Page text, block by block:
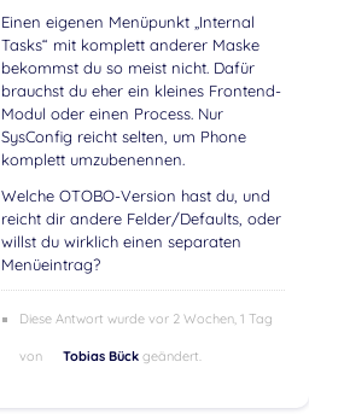
Einen eigenen Menüpunkt „Internal
Tasks“ mit komplett anderer Maske
bekommst du so meist nicht. Dafür
brauchst du eher ein kleines Frontend-
Modul oder einen Process. Nur
SysConfig reicht selten, um Phone
komplett umzubenennen.
Welche OTOBO-Version hast du, und
reicht dir andere Felder/Defaults, oder
willst du wirklich einen separaten
Menüeintrag?
Diese Antwort wurde vor 2 Wochen, 1 Tag
von Tobias Bückgeändert.